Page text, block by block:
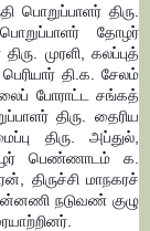
திரு.
தோழர்
முரளி, கலப்புத்
தி.க. சேலம்
போராட்ட சங்கத்
திரு. தைரிய
திரு. அப்துல்,
பெண்ணாடம் க.
திருச்சி மாநகரச்
நடுவண் குழு